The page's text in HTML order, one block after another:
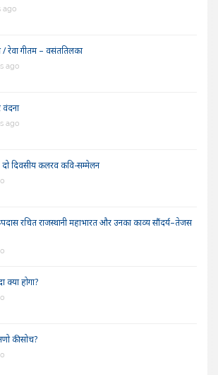
ago
/ रेवा गीतम – वसंततिलका
ago
वंदना
ago
दो दिवसीय कलरव कवि-सम्मेलन
रचित राजस्थानी महाभारत और उनका काव्य सौंदर्य–तेजस
क्या होगा?
की सोच?